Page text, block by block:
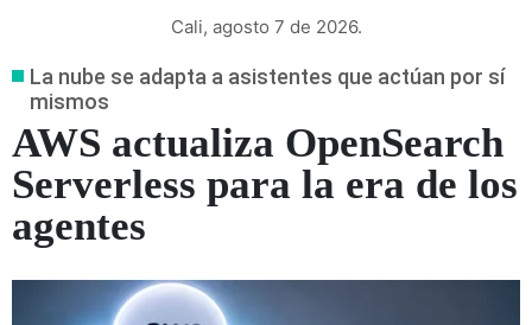
Cali, agosto 7 de 2026.
La nube se adapta a asistentes que actúan por sí
mismos
AWS actualiza OpenSearch
Serverless para la era de los
agentes